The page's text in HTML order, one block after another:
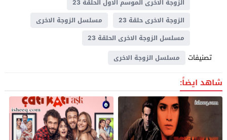
الزوجة الاخرى الموسم الاول الحلقة 23
الزوجة الاخرى حلقة 23
مسلسل الزوجة الاخرى
مسلسل الزوجة الاخرى الحلقة 23
تصنيفات مسلسل الزوجة الاخرى
شاهد ايضاً: